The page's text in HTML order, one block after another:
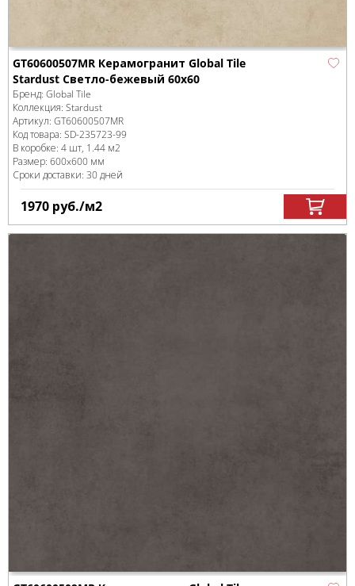
GT60600507MR Керамогранит Global Tile
Stardust Светло-бежевый 60x60
Бренд: Global Tile
Коллекция: Stardust
Артикул: GT60600507MR
Код товара: SD-235723-99
В коробке: 4 шт, 1.44 м2
Размер: 600x600 мм
Сроки доставки: 30 дней
1970 руб./м2